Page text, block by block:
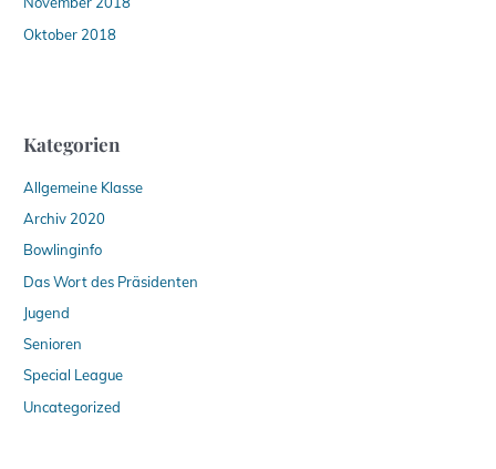
Oktober 2018
Kategorien
Allgemeine Klasse
Archiv 2020
Bowlinginfo
Das Wort des Präsidenten
Jugend
Senioren
Special League
Uncategorized